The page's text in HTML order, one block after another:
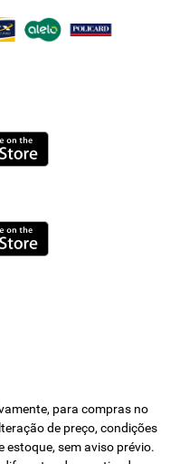
para compras no
de preço, condições
estoque, sem aviso prévio.